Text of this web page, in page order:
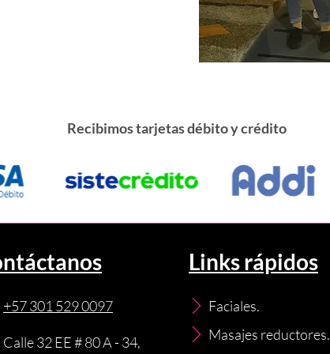
Recibimos tarjetas débito y crédito
+57 301 529 0097
Calle 32 EE # 80 A - 34,
Links rápidos
Faciales.
Masajes reductores.